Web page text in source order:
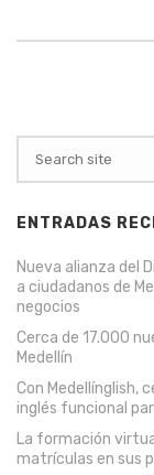
ENTRADAS
Nueva alianza del
a ciudadanos de
negocios
Cerca de 17.000
Medellín
Con Medellínglish,
inglés funcional
La formación
matrículas en sus